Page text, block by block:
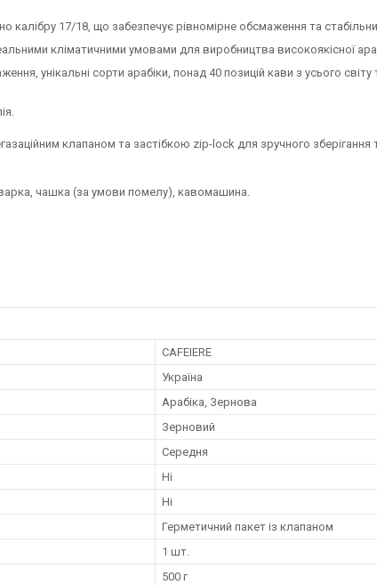
калібру 17/18, що забезпечує рівномірне обсмаження та
кліматичними умовами для виробництва високоякісної
унікальні сорти арабіки, понад 40 позицій кави з усього
клапаном та застібкою zip-lock для зручного зберігання
чашка (за умови помелу), кавомашина.
CAFEIERE
Україна
Арабіка, Зернова
Зерновий
Середня
Ні
Ні
Герметичний пакет із клапаном
1 шт.
500 г